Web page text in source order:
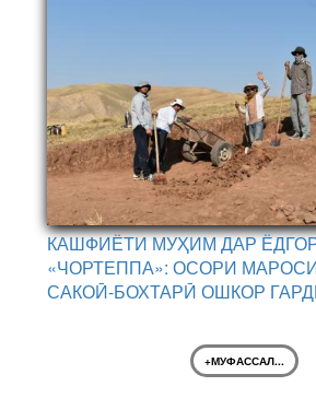
КАШФИЁТИ МУҲИМ ДАР
«ЧОРТЕППА»: ОСОРИ
САКОӢ-БОХТАРӢ ОШКОР
+МУФАССАЛ...